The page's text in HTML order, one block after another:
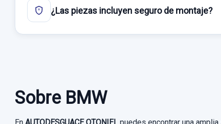
¿Las piezas incluyen seguro de montaje?
Sobre BMW